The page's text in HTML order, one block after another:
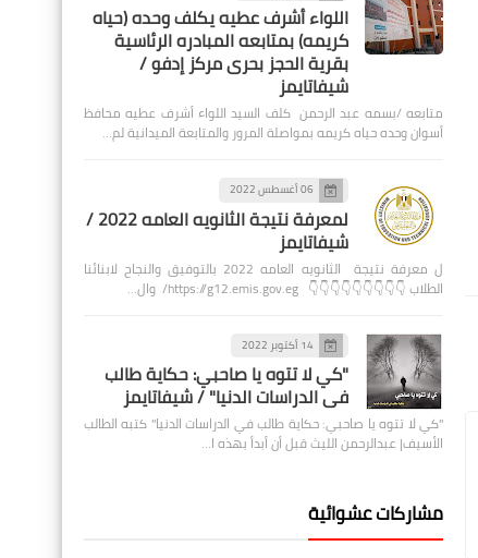
اللواء أشرف عطيه يكلف وحده (حياه
كريمه) بمتابعه المبادره الرئاسية
بقرية الحجز بحرى مركز إدفو /
شيفاتايمز
متابعه /بسمه عبد الرحمن كلف السيد اللواء أشرف عطيه محافظ
أسوان وحده حياه كريمه بمواصلة المرور والمتابعة الميدانية لم…
06 أغسطس 2022
لمعرفة نتيجة الثانويه العامه 2022 /
شيفاتايمز
ل معرفة نتيجة الثانويه العامه 2022 بالتوفيق والنجاح لابنائنا
الطلاب 👇👇👇👇👇👇👇👇👇 https://g12.emis.gov.eg/ وال…
14 أكتوبر 2022
"كي لا تتوه يا صاحبي: حكاية طالب
في الدراسات الدنيا" / شيفاتايمز
"كي لا تتوه يا صاحبي: حكاية طالب في الدراسات الدنيا" كتبه الطالب
الأسيف| عبدالرحمن الليث قبل أن أبدأ بهذه ا…
مشاركات عشوائية